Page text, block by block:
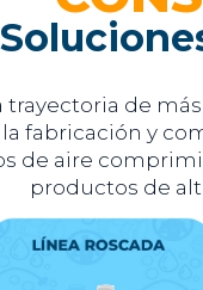
trayectoria de
fabricación y
de aire
productos de